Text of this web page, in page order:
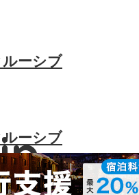
ーシブ
ーシブ